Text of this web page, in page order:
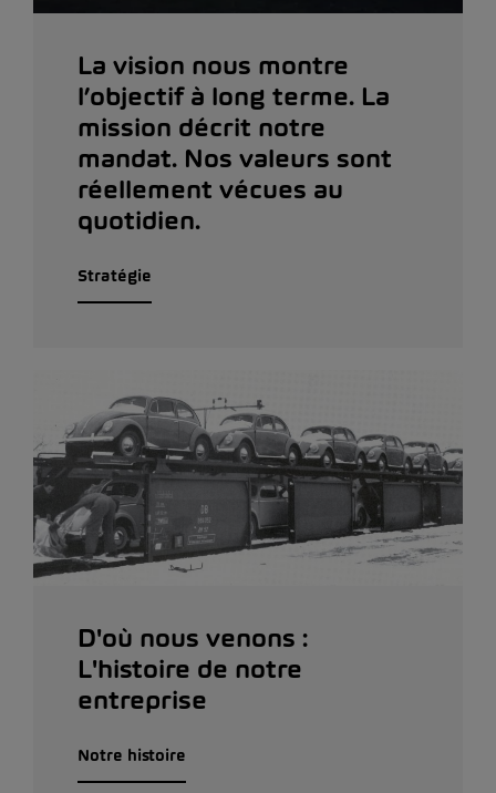
La vision nous montre
l’objectif à long terme. La
mission décrit notre
mandat. Nos valeurs sont
réellement vécues au
quotidien.
Stratégie
D'où nous venons :
L'histoire de notre
entreprise
Notre histoire